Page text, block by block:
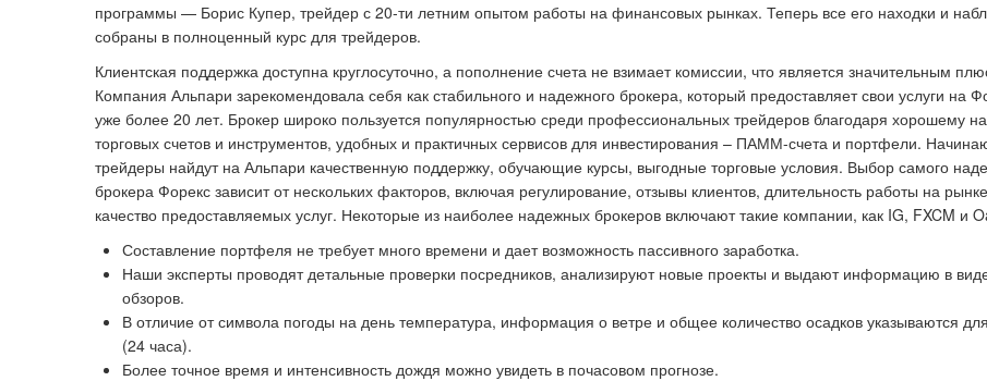
программы — Борис Купер, трейдер с 20-ти летним опытом работы на финансовых рынках. Теперь все его находки и
собраны в полноценный курс для трейдеров.
Клиентская поддержка доступна круглосуточно, а пополнение счета не взимает комиссии, что является значительным
Компания Альпари зарекомендовала себя как стабильного и надежного брокера, который предоставляет свои услуги на
уже более 20 лет. Брокер широко пользуется популярностью среди профессиональных трейдеров благодаря хорошему
торговых счетов и инструментов, удобных и практичных сервисов для инвестирования – ПАММ-счета и портфели.
трейдеры найдут на Альпари качественную поддержку, обучающие курсы, выгодные торговые условия. Выбор самого
брокера Форекс зависит от нескольких факторов, включая регулирование, отзывы клиентов, длительность работы на
качество предоставляемых услуг. Некоторые из наиболее надежных брокеров включают такие компании, как IG, FXCM и
Составление портфеля не требует много времени и дает возможность пассивного заработка.
Наши эксперты проводят детальные проверки посредников, анализируют новые проекты и выдают информацию в
обзоров.
В отличие от символа погоды на день температура, информация о ветре и общее количество осадков указываются
(24 часа).
Более точное время и интенсивность дождя можно увидеть в почасовом прогнозе.